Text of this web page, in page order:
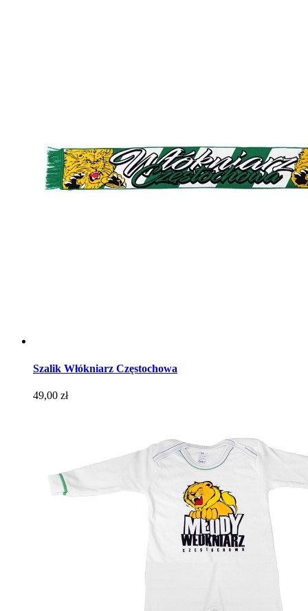
Szalik Włókniarz Częstochowa
Cena
49,00 zł